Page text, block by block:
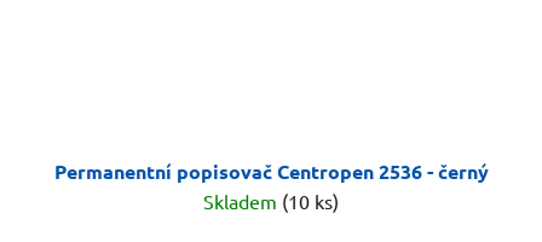
Permanentní popisovač Centropen 2536 - černý
Skladem (10 ks)